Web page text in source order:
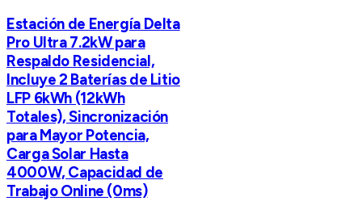
Estación de Energía Delta
Pro Ultra 7.2kW para
Respaldo Residencial,
Incluye 2 Baterías de Litio
LFP 6kWh (12kWh
Totales), Sincronización
para Mayor Potencia,
Carga Solar Hasta
4000W, Capacidad de
Trabajo Online (0ms)